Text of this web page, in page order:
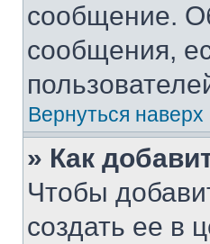
сообщение.
сообщения,
Вернуться наверх
» Как
Чтобы
создать ее в